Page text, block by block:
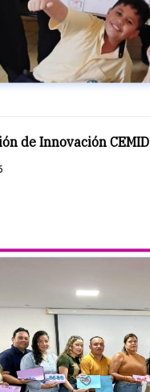
de Innovación CEMID